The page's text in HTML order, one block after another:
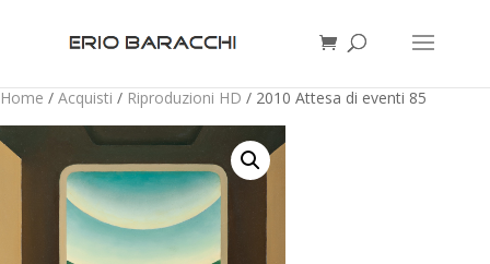
Home / Acquisti / Riproduzioni HD / 2010 Attesa di eventi 85